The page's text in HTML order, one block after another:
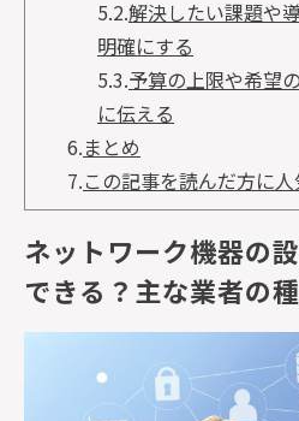
5.2.解決したい課題や
明確にする
5.3.予算の上限や希望
に伝える
6.まとめ
7.この記事を読んだ方に
ネットワーク機器の
できる？主な業者の